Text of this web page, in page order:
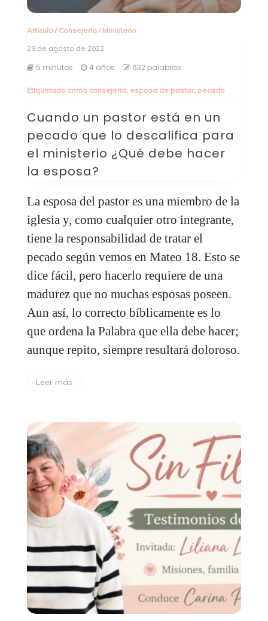
Artículo/ Consejería/ Ministerio
29 de agosto de 2022
5 minutos 4 años 632 palabras
Etiquetado como consejeria, esposa de pastor, pecado
Cuando un pastor está en un
pecado que lo descalifica para
el ministerio ¿Qué debe hacer
la esposa?
La esposa del pastor es una miembro de la
iglesia y, como cualquier otro integrante,
tiene la responsabilidad de tratar el
pecado según vemos en Mateo 18. Esto se
dice fácil, pero hacerlo requiere de una
madurez que no muchas esposas poseen.
Aun así, lo correcto bíblicamente es lo
que ordena la Palabra que ella debe hacer;
aunque repito, siempre resultará doloroso.
Leer más